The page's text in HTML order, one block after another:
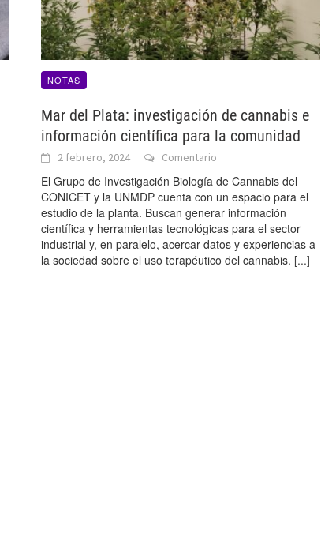
NOTAS
Mar del Plata: investigación de cannabis e
información científica para la comunidad
2 febrero, 2024 Comentario
El Grupo de Investigación Biología de Cannabis del
CONICET y la UNMDP cuenta con un espacio para el
estudio de la planta. Buscan generar información
científica y herramientas tecnológicas para el sector
industrial y, en paralelo, acercar datos y experiencias a
la sociedad sobre el uso terapéutico del cannabis. [...]